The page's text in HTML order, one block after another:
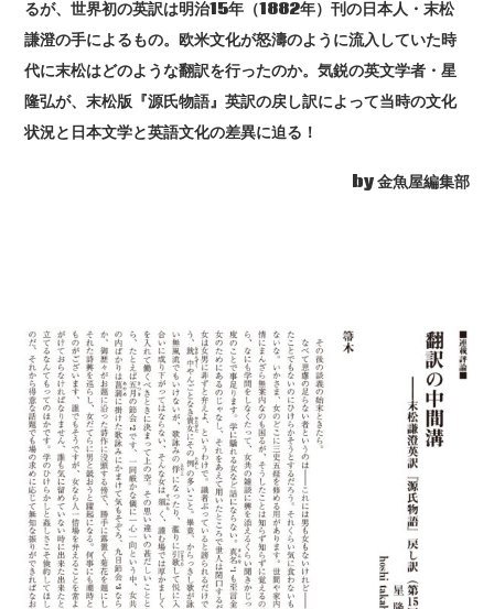
るが、世界初の英訳は明治15年（1882年）刊の日本人・末松
謙澄の手によるもの。欧米文化が怒濤のように流入していた時
代に末松はどのような翻訳を行ったのか。気鋭の英文学者・星
隆弘が、末松版『源氏物語』英訳の戻し訳によって当時の文化
状況と日本文学と英語文化の差異に迫る！
by 金魚屋編集部